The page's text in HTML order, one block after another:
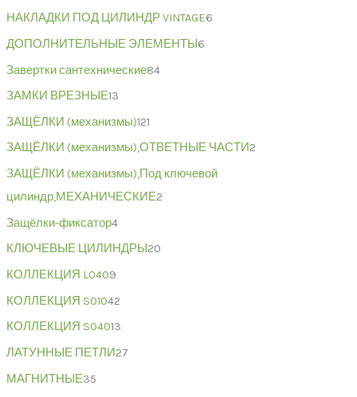
НАКЛАДКИ ПОД ЦИЛИНДР VINTAGE6
ДОПОЛНИТЕЛЬНЫЕ ЭЛЕМЕНТЫ 6
Завертки сантехнические84
ЗАМКИ ВРЕЗНЫЕ13
ЗАЩЁЛКИ (механизмы)121
ЗАЩЁЛКИ (механизмы),ОТВЕТНЫЕ ЧАСТИ2
ЗАЩЁЛКИ (механизмы),Под ключевой
цилиндр,МЕХАНИЧЕСКИЕ2
Защёлки-фиксатор4
КЛЮЧЕВЫЕ ЦИЛИНДРЫ 20
КОЛЛЕКЦИЯ L0409
КОЛЛЕКЦИЯ S01042
КОЛЛЕКЦИЯ S04013
ЛАТУННЫЕ ПЕТЛИ27
МАГНИТНЫЕ35